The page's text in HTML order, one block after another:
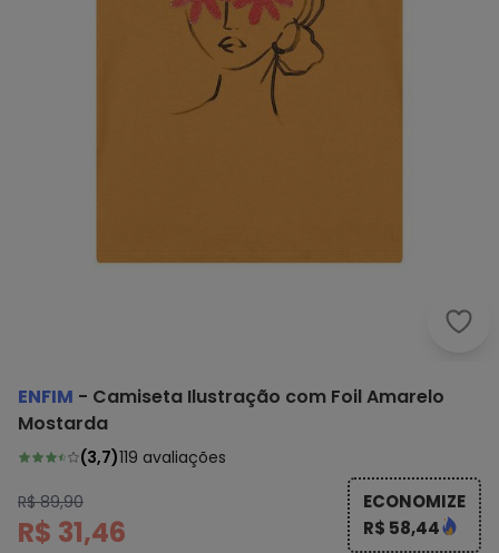
ENFIM - Camiseta Ilustração com Foil Amarelo
Mostarda
(3,7)119 avaliações
R$ 89,90
R$ 31,46
ECONOMIZE
R$ 58,44